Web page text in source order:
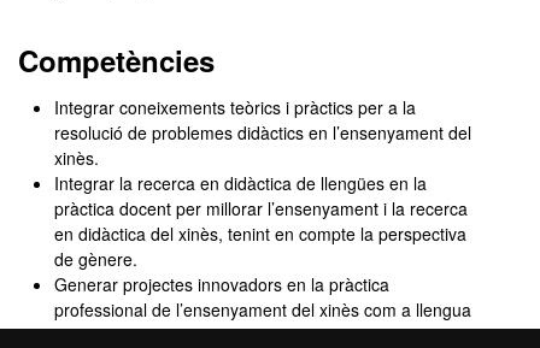
Competències
Integrar coneixements teòrics i pràctics per a la
resolució de problemes didàctics en l’ensenyament del
xinès.
Integrar la recerca en didàctica de llengües en la
pràctica docent per millorar l’ensenyament i la recerca
en didàctica del xinès, tenint en compte la perspectiva
de gènere.
Generar projectes innovadors en la pràctica
professional de l’ensenyament del xinès com a llengua
estrangera.